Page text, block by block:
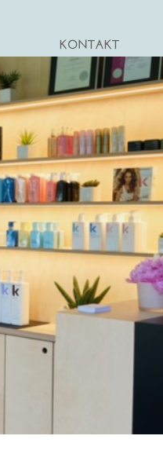
KONTAKT